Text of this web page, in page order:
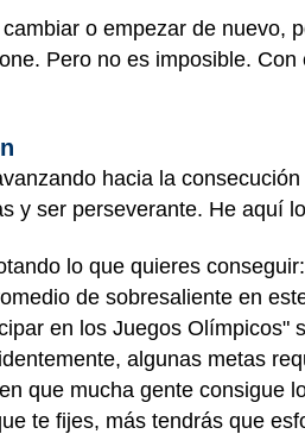
o empezar de nuevo,
Pero no es imposible.
hacia la
y ser perseverante. He aquí
lo que quieres
de sobresaliente en
en los Juegos Olímpicos"
algunas metas
que mucha gente consigue
te fijes, más tendrás que